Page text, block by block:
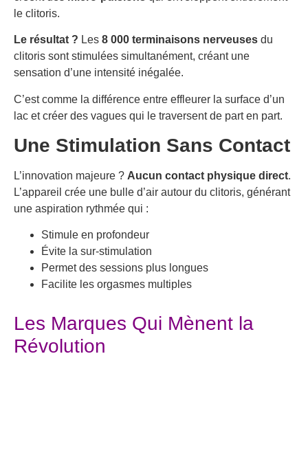
le clitoris.
Le résultat ? Les 8 000 terminaisons nerveuses du
clitoris sont stimulées simultanément, créant une
sensation d’une intensité inégalée.
C’est comme la différence entre effleurer la surface d’un
lac et créer des vagues qui le traversent de part en part.
Une Stimulation Sans Contact
L’innovation majeure ? Aucun contact physique direct.
L’appareil crée une bulle d’air autour du clitoris, générant
une aspiration rythmée qui :
Stimule en profondeur
Évite la sur-stimulation
Permet des sessions plus longues
Facilite les orgasmes multiples
Les Marques Qui Mènent la
Révolution